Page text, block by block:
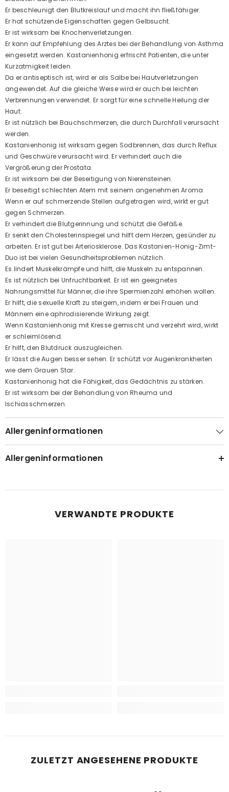
Er beschleunigt den Blutkreislauf und macht ihn fließfähiger.
Er hat schützende Eigenschaften gegen Gelbsucht.
Er ist wirksam bei Knochenverletzungen.
Er kann auf Empfehlung des Arztes bei der Behandlung von Asthma
eingesetzt werden. Kastanienhonig erfrischt Patienten, die unter
Kurzatmigkeit leiden.
Da er antiseptisch ist, wird er als Salbe bei Hautverletzungen
angewendet. Auf die gleiche Weise wird er auch bei leichten
Verbrennungen verwendet. Er sorgt für eine schnelle Heilung der
Haut.
Er ist nützlich bei Bauchschmerzen, die durch Durchfall verursacht
werden.
Kastanienhonig ist wirksam gegen Sodbrennen, das durch Reflux
und Geschwüre verursacht wird. Er verhindert auch die
Vergrößerung der Prostata.
Er ist wirksam bei der Beseitigung von Nierensteinen.
Er beseitigt schlechten Atem mit seinem angenehmen Aroma.
Wenn er auf schmerzende Stellen aufgetragen wird, wirkt er gut
gegen Schmerzen.
Er verhindert die Blutgerinnung und schützt die Gefäße.
Er senkt den Cholesterinspiegel und hilft dem Herzen, gesünder zu
arbeiten. Er ist gut bei Arteriosklerose. Das Kastanien-Honig-Zimt-
Duo ist bei vielen Gesundheitsproblemen nützlich.
Es lindert Muskelkrämpfe und hilft, die Muskeln zu entspannen.
Es ist nützlich bei Unfruchtbarkeit. Er ist ein geeignetes
Nahrungsmittel für Männer, die ihre Spermienzahl erhöhen wollen.
Er hilft, die sexuelle Kraft zu steigern, indem er bei Frauen und
Männern eine aphrodisierende Wirkung zeigt.
Wenn Kastanienhonig mit Kresse gemischt und verzehrt wird, wirkt
er schleimlösend.
Er hilft, den Blutdruck auszugleichen.
Er lässt die Augen besser sehen. Er schützt vor Augenkrankheiten
wie dem Grauen Star.
Kastanienhonig hat die Fähigkeit, das Gedächtnis zu stärken.
Er ist wirksam bei der Behandlung von Rheuma und
Ischiasschmerzen.
Allergeninformationen
Allergeninformationen
VERWANDTE PRODUKTE
ZULETZT ANGESEHENE PRODUKTE